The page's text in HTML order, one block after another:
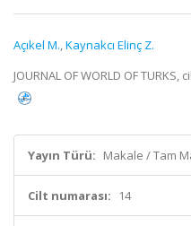
Açıkel M.,Kaynakcı Elinç Z.
JOURNAL OF WORLD OF
Yayın Türü: Makale / Tam
Cilt numarası: 14